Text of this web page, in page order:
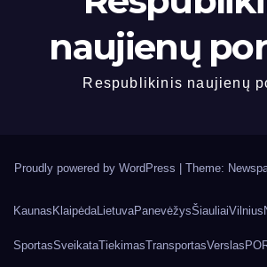
naujienų
Respublikinis naujienų
Proudly powered by WordPress Theme:
Kaunas KlaipėdaLietuvaPanevėžysŠiauliaiVilnius
SportasSveikataTiekimasTransportasVerslas